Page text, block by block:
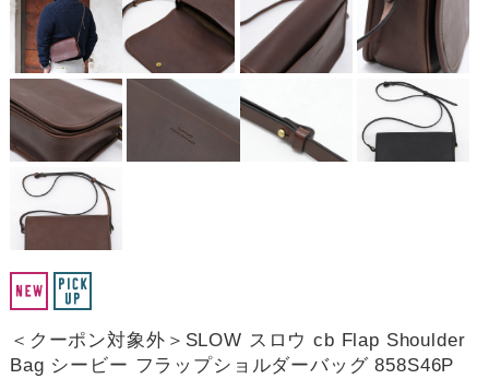
＜クーポン対象外＞SLOW スロウ cb Flap Shoulder
Bag シービー フラップショルダーバッグ 858S46P